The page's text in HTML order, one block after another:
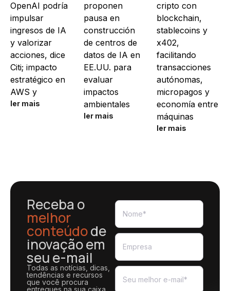
OpenAI podría
impulsar
ingresos de IA
y valorizar
acciones, dice
Citi; impacto
estratégico en
AWS y
ler mais
proponen
pausa en
construcción
de centros de
datos de IA en
EE.UU. para
evaluar
impactos
ambientales
ler mais
cripto con
blockchain,
stablecoins y
x402,
facilitando
transacciones
autónomas,
micropagos y
economía entre
máquinas
ler mais
Receba o
melhor
conteúdode
inovação em
seu e-mail
Todas as notícias, dicas,
tendências e recursos
que você procura